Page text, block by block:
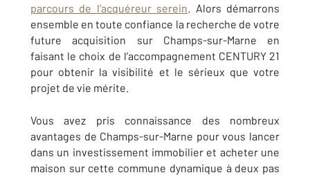
parcours de l’acquéreur serein. Alors démarrons
ensemble en toute confiance la recherche de votre
future acquisition sur Champs-sur-Marne en
faisant le choix de l’accompagnement CENTURY 21
pour obtenir la visibilité et le sérieux que votre
projet de vie mérite.
Vous avez pris connaissance des nombreux
avantages de Champs-sur-Marne pour vous lancer
dans un investissement immobilier et acheter une
maison sur cette commune dynamique à deux pas